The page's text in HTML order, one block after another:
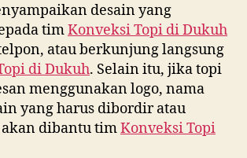
desain yang
timKonveksi Topi diDukuh
atau berkunjung langsung
diDukuh. Selain itu, jika topi
menggunakan logo, nama
yang harus dibordir atau
dibantu timKonveksi Topi